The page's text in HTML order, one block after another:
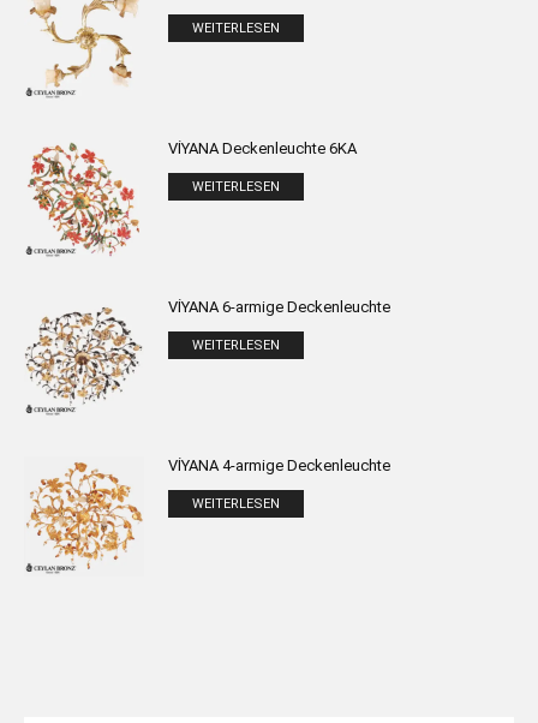
WEITERLESEN
VİYANA Deckenleuchte 6KA
WEITERLESEN
VİYANA 6-armige Deckenleuchte
WEITERLESEN
VİYANA 4-armige Deckenleuchte
WEITERLESEN